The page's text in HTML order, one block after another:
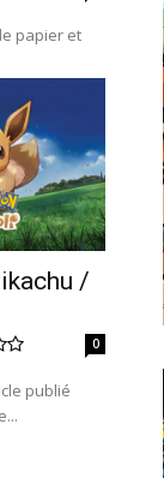
papier et
/
0
publié